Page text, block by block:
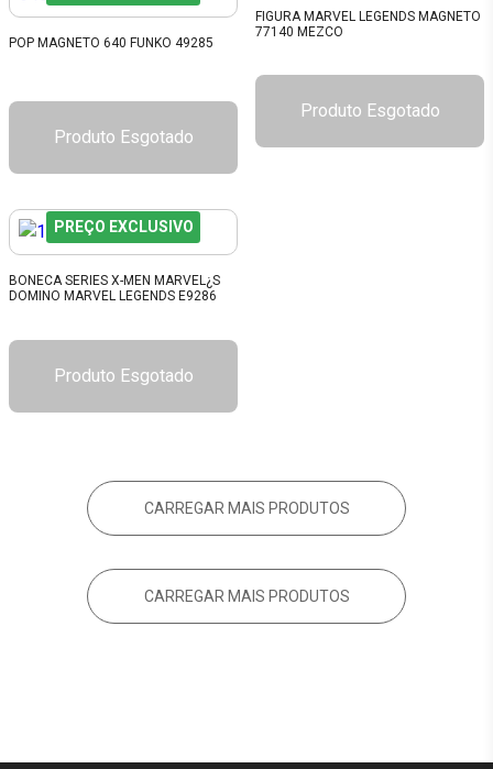
POP MAGNETO 640 FUNKO 49285
Produto Esgotado
FIGURA MARVEL LEGENDS MAGNETO
77140 MEZCO
Produto Esgotado
PREÇO EXCLUSIVO
BONECA SERIES X-MEN MARVEL¿S
DOMINO MARVEL LEGENDS E9286
Produto Esgotado
CARREGAR MAIS PRODUTOS
CARREGAR MAIS PRODUTOS